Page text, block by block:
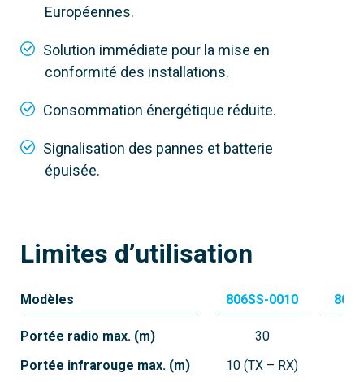
806SS-0030
RIOLX8WS
Clignotant sans fil
Européennes.
Solution immédiate pour la mise en
conformité des installations.
Consommation énergétique réduite.
Signalisation des pannes et batterie
épuisée.
Limites d’utilisation
Modèles
Portée radio max. (m)
Portée infrarouge max. (m)
806SS-0010
30
10 (TX – RX)